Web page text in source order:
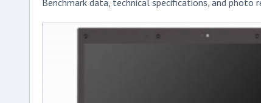
Benchmark data, technical specifications, and